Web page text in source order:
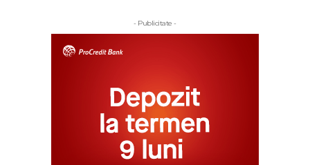
- Publicitate -